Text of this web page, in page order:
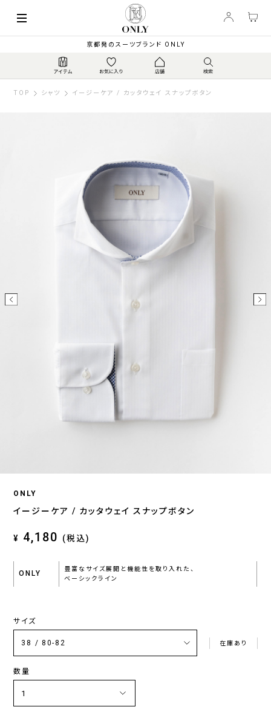
京都発のスーツブランド ONLY
TOP シャツ イージーケア / カッタウェイ スナップボタン
ONLY
イージーケア / カッタウェイ スナップボタン
¥ 4,180 (税込)
ONLY
豊富なサイズ展開と機能性を取り入れた、
ベーシックライン
サイズ
在庫あり
数量